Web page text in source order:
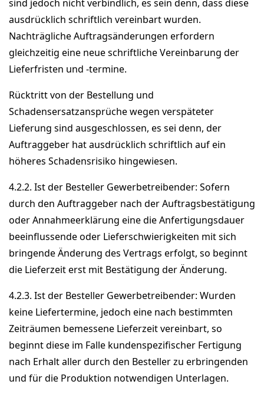
sind jedoch nicht verbindlich, es sein denn, dass diese
ausdrücklich schriftlich vereinbart wurden.
Nachträgliche Auftragsänderungen erfordern
gleichzeitig eine neue schriftliche Vereinbarung der
Lieferfristen und -termine.
Rücktritt von der Bestellung und
Schadensersatzansprüche wegen verspäteter
Lieferung sind ausgeschlossen, es sei denn, der
Auftraggeber hat ausdrücklich schriftlich auf ein
höheres Schadensrisiko hingewiesen.
4.2.2. Ist der Besteller Gewerbetreibender: Sofern
durch den Auftraggeber nach der Auftragsbestätigung
oder Annahmeerklärung eine die Anfertigungsdauer
beeinflussende oder Lieferschwierigkeiten mit sich
bringende Änderung des Vertrags erfolgt, so beginnt
die Lieferzeit erst mit Bestätigung der Änderung.
4.2.3. Ist der Besteller Gewerbetreibender: Wurden
keine Liefertermine, jedoch eine nach bestimmten
Zeiträumen bemessene Lieferzeit vereinbart, so
beginnt diese im Falle kundenspezifischer Fertigung
nach Erhalt aller durch den Besteller zu erbringenden
und für die Produktion notwendigen Unterlagen.